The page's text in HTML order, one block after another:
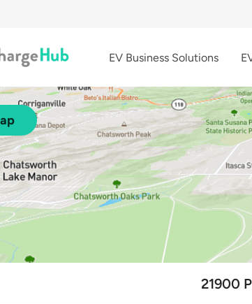
EV Business Solutions
21900